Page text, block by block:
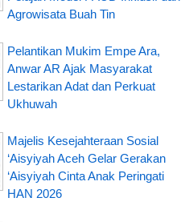
Agrowisata Buah Tin
Pelantikan Mukim Empe Ara,
Anwar AR Ajak Masyarakat
Lestarikan Adat dan Perkuat
Ukhuwah
Majelis Kesejahteraan Sosial
‘Aisyiyah Aceh Gelar Gerakan
‘Aisyiyah Cinta Anak Peringati
HAN 2026